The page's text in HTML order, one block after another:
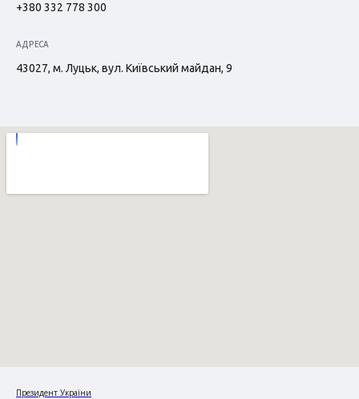
+380 332 778 300
АДРЕСА
43027, м. Луцьк, вул. Київський майдан, 9
Президент України